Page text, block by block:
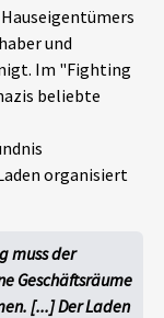
und
Im "Fighting
beliebte
organisiert
muss der
Geschäftsräume
[...] Der Laden
? Filter Erklärungen